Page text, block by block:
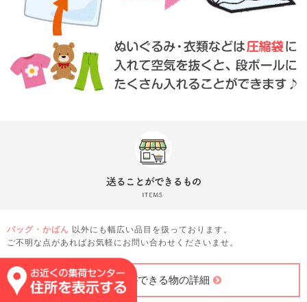
バッグ・かばん 以外にも幅広い品目を扱っております。
ご不明な点があればお気軽にお問い合わせくださいませ。
送ることができる物の詳細